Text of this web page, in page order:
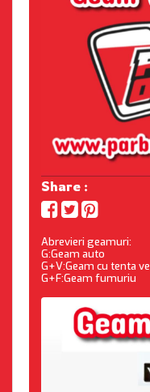
Share :
Abrevieri geamuri:
G:Geam auto
G+V:Geam cu tenta
G+F:Geam fumuriu